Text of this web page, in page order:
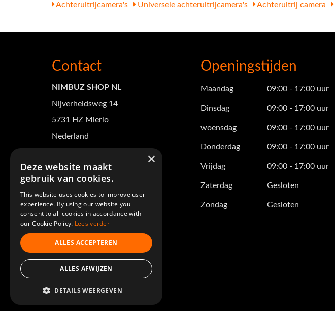
Achteruitrijcamera's
Universele achteruitrijcamera's Achteruitrij camera
Contact
NIMBUZ SHOP NL
Nijverheidsweg 14
5731 HZ Mierlo
Nederland
verkoop@nimbuz-shop.nl
KvK nummer: 17268823
BTW nr: NL821554797B01
Volg ons op
Openingstijden
Maandag 09:00 - 17:00 uur
Dinsdag 09:00 - 17:00 uur
woensdag 09:00 - 17:00 uur
Donderdag 09:00 - 17:00 uur
Vrijdag 09:00 - 17:00 uur
Zaterdag Gesloten
Zondag Gesloten
© 2026 - Nimbuz Shop.
×
Deze website maakt
gebruik van cookies.
This website uses cookies to improve user
experience. By using our website you
consent to all cookies in accordance with
our Cookie Policy. Lees verder
ALLES ACCEPTEREN
ALLES AFWIJZEN
DETAILS WEERGEVEN